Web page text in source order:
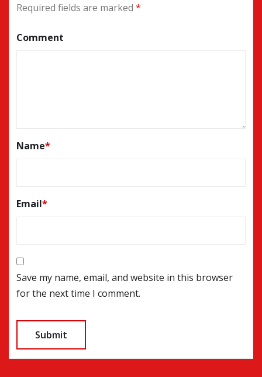
Required fields are marked *
Comment
Name*
Email*
Save my name, email, and website in this browser
for the next time I comment.